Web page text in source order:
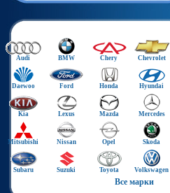
Audi BMW Chery Chevrolet
Daewoo Ford Honda Hyundai
Kia Lexus Mazda Mercedes
Mitsubishi Nissan Opel Skoda
Subaru Suzuki Toyota Volkswagen
Все марки